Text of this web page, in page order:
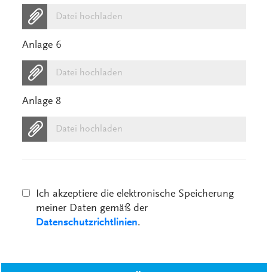
Datei hochladen
Anlage 6
Datei hochladen
Anlage 8
Datei hochladen
Ich akzeptiere die elektronische Speicherung
meiner Daten gemäß der
Datenschutzrichtlinien.